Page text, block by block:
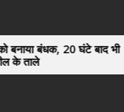
the
content
घंटे बाद भी